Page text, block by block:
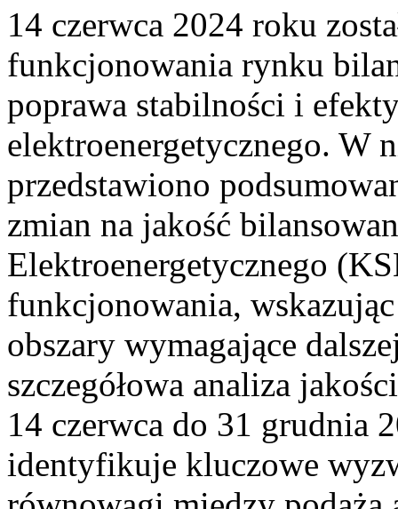
14 czerwca 2024 roku
funkcjonowania rynku
poprawa stabilności i
elektroenergetycznego. W
przedstawiono
zmian na jakość
Elektroenergetycznego
funkcjonowania,
obszary wymagające
szczegółowa analiza
14 czerwca do 31 grudnia
identyfikuje kluczowe